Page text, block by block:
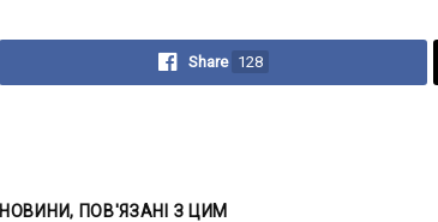
Share 128
НОВИНИ, ПОВ'ЯЗАНІ З ЦИМ